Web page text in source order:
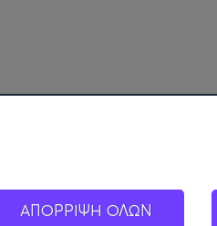
ΑΠΟΡΡΙΨΗ ΟΛΩΝ